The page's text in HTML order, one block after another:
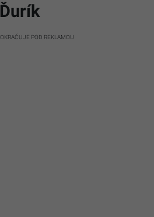
POD REKLAMOU